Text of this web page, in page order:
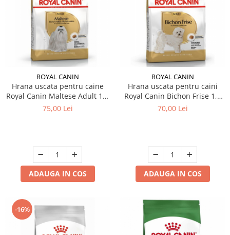
ROYAL CANIN
Hrana uscata pentru caine
Royal Canin Maltese Adult 1,5
kg
75,00 Lei
ADAUGA IN COS
ROYAL CANIN
Hrana uscata pentru caini
Royal Canin Bichon Frise 1,5
kg
70,00 Lei
ADAUGA IN COS
-16%